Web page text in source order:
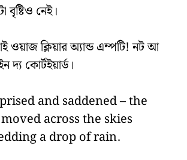
নেই।
ওয়াজ ক্লিয়ার অ্যান্ড এম্পটি! নট আ
দ্য কোর্টইয়ার্ড।
and saddened – the
across the skies
a drop of rain.